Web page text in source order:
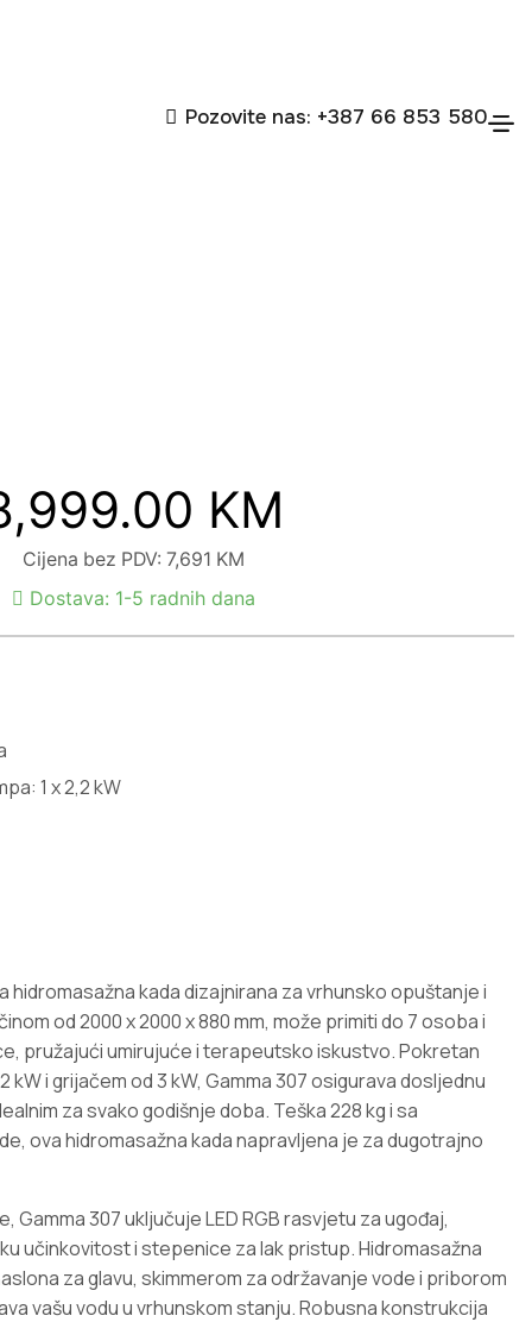
Pozovite nas: +387 66 853 580
KM
Cijena bez PDV: 7,691 KM
Dostava: 1-5 radnih dana
1 x 2,2 kW
hidromasažna kada dizajnirana za vrhunsko opuštanje i
od 2000 x 2000 x 880 mm, može primiti do 7 osoba i
pružajući umirujuće i terapeutsko iskustvo. Pokretan
i grijačem od 3 kW, Gamma 307 osigurava dosljednu
za svako godišnje doba. Teška 228 kg i sa
ova hidromasažna kada napravljena je za dugotrajno
Gamma 307 uključuje LED RGB rasvjetu za ugođaj,
učinkovitost i stepenice za lak pristup. Hidromasažna
za glavu, skimmerom za održavanje vode i priborom
vašu vodu u vrhunskom stanju. Robusna konstrukcija